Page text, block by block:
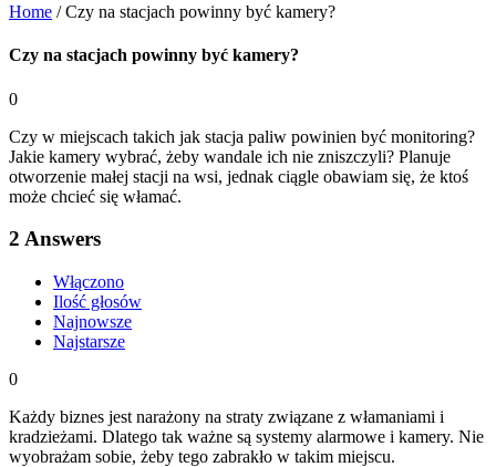
Home /Czy na stacjach powinny być kamery?
Czy na stacjach powinny być kamery?
0
Czy w miejscach takich jak stacja paliw powinien być monitoring?
Jakie kamery wybrać, żeby wandale ich nie zniszczyli? Planuje
otworzenie małej stacji na wsi, jednak ciągle obawiam się, że ktoś
może chcieć się włamać.
2 Answers
Włączono
Ilość głosów
Najnowsze
Najstarsze
0
Każdy biznes jest narażony na straty związane z włamaniami i
kradzieżami. Dlatego tak ważne są systemy alarmowe i kamery. Nie
wyobrażam sobie, żeby tego zabrakło w takim miejscu.